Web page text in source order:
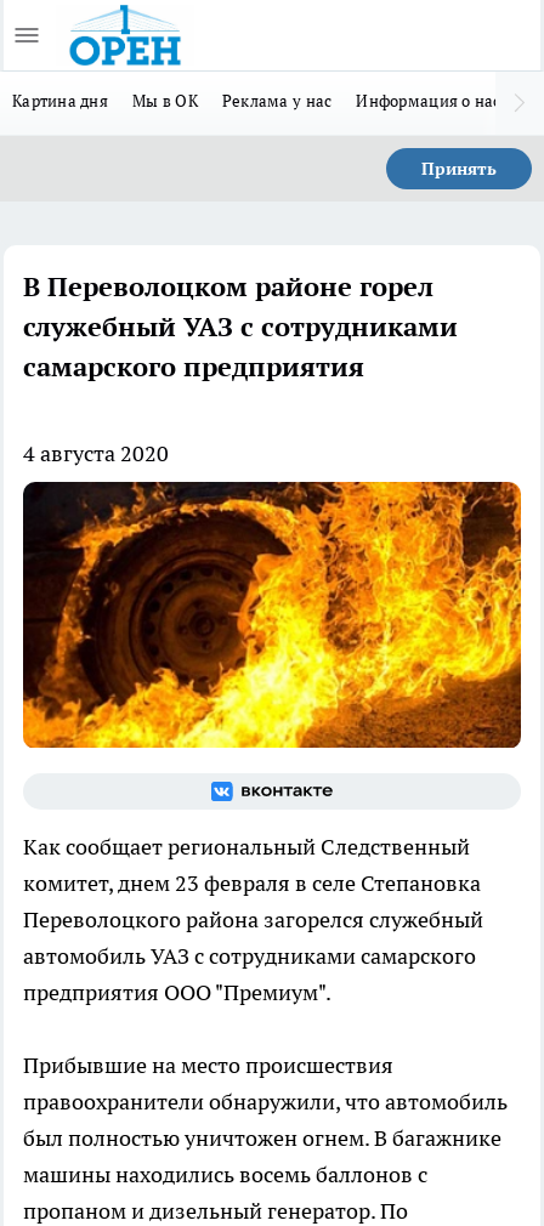
Картина дня Мы в ОК Реклама у нас Информация о нас
Принять
В Переволоцком районе горел
служебный УАЗ с сотрудниками
самарского предприятия
4 августа 2020
Как сообщает региональный Следственный
комитет, днем 23 февраля в селе Степановка
Переволоцкого района загорелся служебный
автомобиль УАЗ с сотрудниками самарского
предприятия ООО "Премиум".
Прибывшие на место происшествия
правоохранители обнаружили, что автомобиль
был полностью уничтожен огнем. В багажнике
машины находились восемь баллонов с
пропаном и дизельный генератор. По